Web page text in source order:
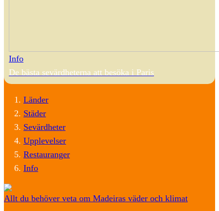
Info
De bästa sevärdheterna att besöka i Paris
Länder
Städer
Sevärdheter
Upplevelser
Restauranger
Info
Allt du behöver veta om Madeiras väder och klimat